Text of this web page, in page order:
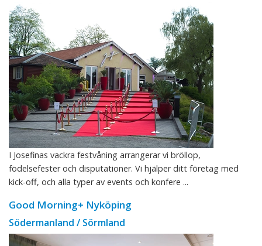
I Josefinas vackra festvåning arrangerar vi bröllop,
födelsefester och disputationer. Vi hjälper ditt företag med
kick-off, och alla typer av events och konfere ...
Good Morning+ Nyköping
Södermanland / Sörmland